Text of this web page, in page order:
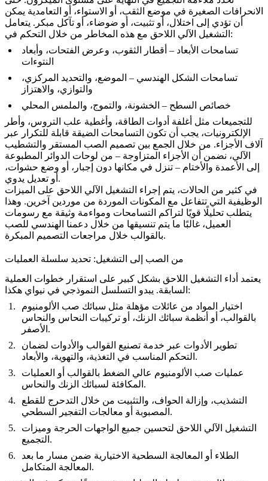
الانحرافات الصغيرة في موضع الثقب، أو الاستواء، أو التعامدية يمكن
أن تؤدي إلى اختلال، أو تثبيت، أو ضوضاء، أو تآكل مبكر. يتعامل
التشغيل الآلي اللاحق مع هذه المخاطر من خلال التحكم في:
تسامحات الأبعاد – أقطار الثقوب، وعرض الفتحات، وأبعاد
النتوءات
تسامحات الشكل الهندسي – الموضع، والتحديد المركزي،
والتوازي، والاهتزاز
خصائص السطح – الخشونة، والتموج، والملمس المحلي
للتجميعات مثل أغلفة أدوات الطاقة، وأغطية علب التروس، وأطر
الإلكترونيات، يجب أن تكون التسامحات الضيقة قابلة للتكرار عبر
آلاف الأجزاء. من خلال الجمع بين تصميم الصب المستقر والتشطيب
الآلي، نضمن أن الأجزاء المتزاوجة – من لوحات الدوائر المطبوعة
إلى الأعمدة والأختام – تنزل في مكانها دون إجبار، أو وضع حشوات،
أو تعديل يدوي.
في كثير من الحالات، يتم إجراء التشغيل الآلي اللاحق على الميزات
الوظيفية التي تتفاعل مع المكونات الموردة من موردين آخرين. وهذا
يتطلب تحليلًا قويًا لتراكم التسامحات ومواءمة وثيقة مع رسومات
العميل، غالبًا ما يتم تنسيقها من خلال دعمنا الهندسي للصب
بالقوالبخلال مراجعات التصميم المبكرة.
من الصب إلى التشغيل: تحديد سلسلة العمليات
يعتمد أداء التشغيل اللاحق بشكل كبير على استقرار خطوات العملية
السابقة. يبدو التسلسل النموذجي في نيواي هكذا:
اختيار المواد من عائلات مؤهلة مثل سبائك صب الألومنيوم
بالقوالب، أو أنظمة سبائك الزنك، أو تركيبات النحاس والنحاس
الأصفر .
تطوير الأدوات عبر خدمة تصنيع القوالب والأدوات لضمان
التحكم المناسب في التغذية، والتهوية، والأبعاد.
عمليات صب الألومنيوم عالي الضغط بالقوالب أو العمليات
المكافئة لسبائك الزنك والنحاس.
التشذيب، وإزالة الحواف، والتثبيت من خلال التدحرج للقطع
المصبوبة أو معالجات التفجير السطحي
.
التشغيل الآلي اللاحق لتحسين جميع الواجهات الحرجة وميزات
التجميع.
الطلاء أو المعالجة السطحية الاختيارية ضمن مسار ما بعد
المعالجة المتكامل .